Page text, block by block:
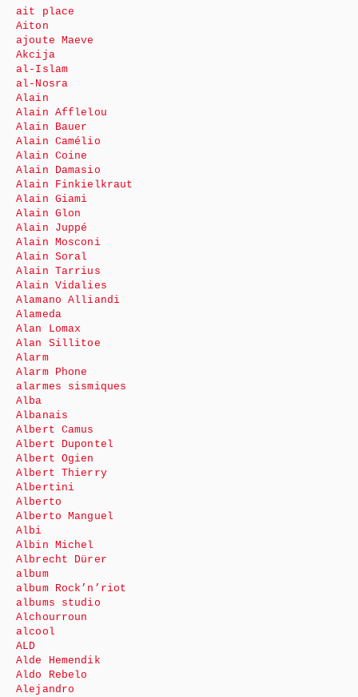
ait place
Aiton
ajoute Maeve
Akcija
al-Islam
al-Nosra
Alain
Alain Afflelou
Alain Bauer
Alain Camélio
Alain Coine
Alain Damasio
Alain Finkielkraut
Alain Giami
Alain Glon
Alain Juppé
Alain Mosconi
Alain Soral
Alain Tarrius
Alain Vidalies
Alamano Alliandi
Alameda
Alan Lomax
Alan Sillitoe
Alarm
Alarm Phone
alarmes sismiques
Alba
Albanais
Albert Camus
Albert Dupontel
Albert Ogien
Albert Thierry
Albertini
Alberto
Alberto Manguel
Albi
Albin Michel
Albrecht Dürer
album
album Rock’n’riot
albums studio
Alchourroun
alcool
ALD
Alde Hemendik
Aldo Rebelo
Alejandro